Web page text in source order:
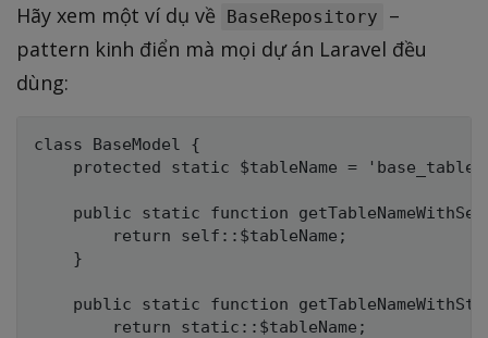
Hãy xem một ví dụ về BaseRepository
–
pattern kinh điển mà mọi dự án Laravel đều
dùng:
class BaseModel {
protected static $tableName =
public static function
        return self::$tableName;
    }
public static function
        return static::$tableName;